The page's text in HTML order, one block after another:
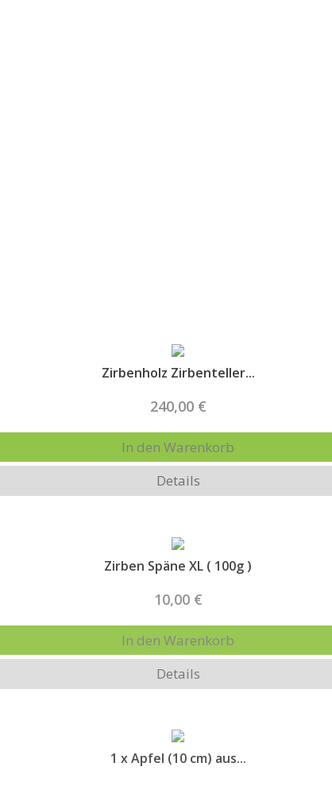
Zirbenholz Zirbenteller...
240,00 €
In den Warenkorb
Details
Zirben Späne XL ( 100g )
10,00 €
In den Warenkorb
Details
1 x Apfel (10 cm) aus...